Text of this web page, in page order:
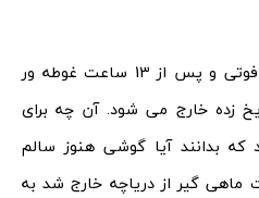
روز بعد این گوشی در عمق 4 فوتی و پس از 13 ساعت غوطه ور
یخ زده خارج می شود. آن چه برای
که بدانند آیا گوشی هنوز سالم
گیر از دریاچه خارج شد به